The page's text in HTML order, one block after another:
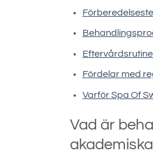
Fördelar med
Varför Spa Of
Vad är